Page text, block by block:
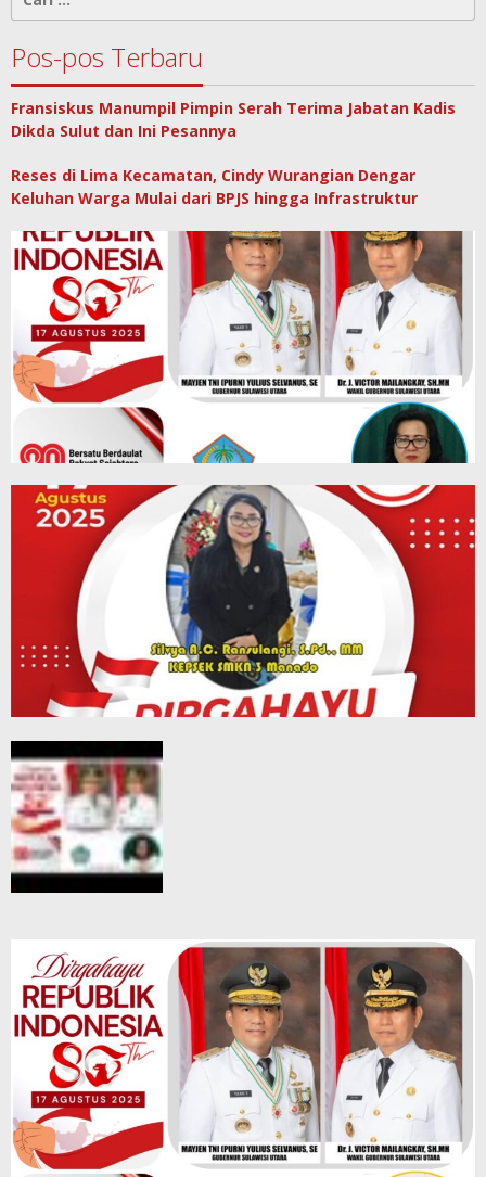
untuk:
Pos-pos Terbaru
Fransiskus Manumpil Pimpin Serah Terima Jabatan Kadis
Dikda Sulut dan Ini Pesannya
Reses di Lima Kecamatan, Cindy Wurangian Dengar
Keluhan Warga Mulai dari BPJS hingga Infrastruktur